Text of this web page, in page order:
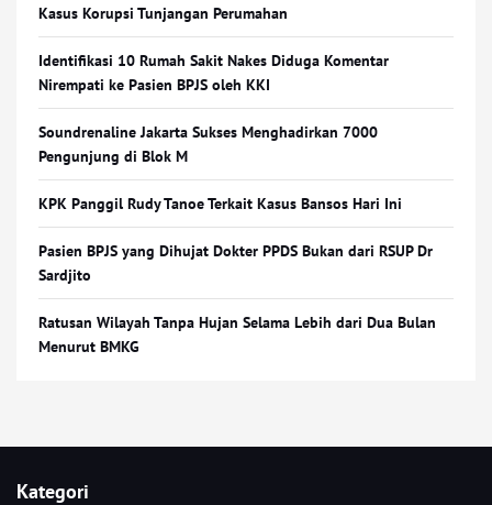
Kasus Korupsi Tunjangan Perumahan
Identifikasi 10 Rumah Sakit Nakes Diduga Komentar
Nirempati ke Pasien BPJS oleh KKI
Soundrenaline Jakarta Sukses Menghadirkan 7000
Pengunjung di Blok M
KPK Panggil Rudy Tanoe Terkait Kasus Bansos Hari Ini
Pasien BPJS yang Dihujat Dokter PPDS Bukan dari RSUP Dr
Sardjito
Ratusan Wilayah Tanpa Hujan Selama Lebih dari Dua Bulan
Menurut BMKG
Kategori